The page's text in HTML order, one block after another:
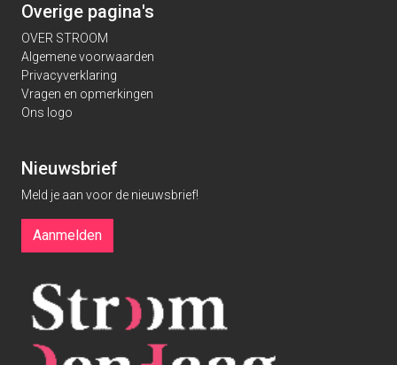
Overige pagina's
OVER STROOM
Algemene voorwaarden
Privacyverklaring
Vragen en opmerkingen
Ons logo
Nieuwsbrief
Meld je aan voor de nieuwsbrief!
Aanmelden